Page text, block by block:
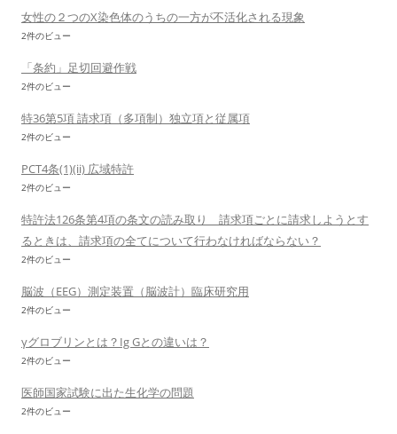
女性の２つのX染色体のうちの一方が不活化される現象
2件のビュー
「条約」足切回避作戦
2件のビュー
特36第5項 請求項（多項制）独立項と従属項
2件のビュー
PCT4条(1)(ii) 広域特許
2件のビュー
特許法126条第4項の条文の読み取り 請求項ごとに請求しようとす
るときは、請求項の全てについて行わなければならない？
2件のビュー
脳波（EEG）測定装置（脳波計）臨床研究用
2件のビュー
γグロブリンとは？Ig Gとの違いは？
2件のビュー
医師国家試験に出た生化学の問題
2件のビュー